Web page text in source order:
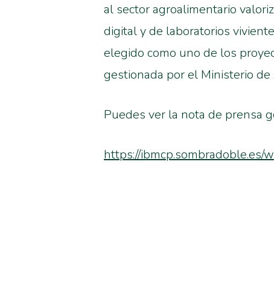
al sector agroalimentario
digital y de laboratorios
elegido como uno de los
gestionada por el Ministerio
Puedes ver la nota de prensa
https://ibmcp.sombradoble.es/